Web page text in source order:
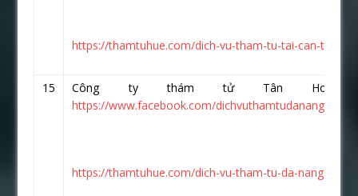
https://thamtuhue.com/dich-vu-tham-tu-tai-can-tho-
15
Công ty thám tử Tân
https://www.facebook.com/dichvuthamtudanang.vn/
https://thamtuhue.com/dich-vu-tham-tu-da-nang-uy-